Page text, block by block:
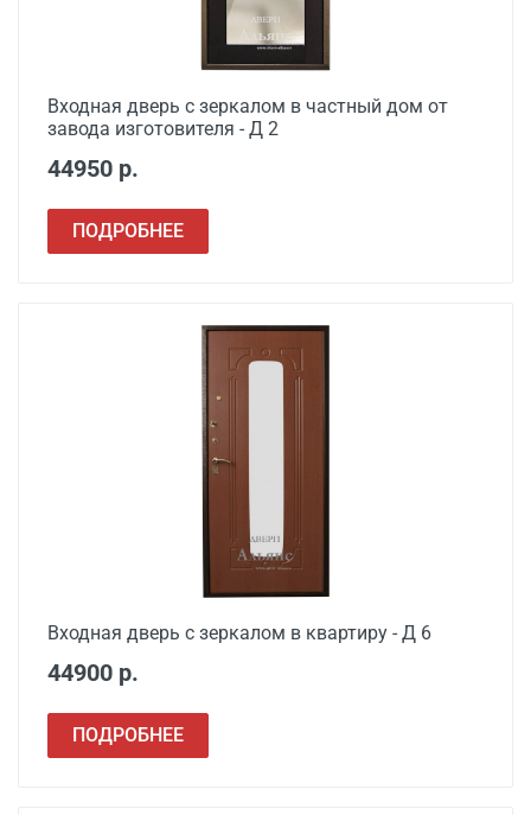
от 650
Сварочные работы
Входная дверь с зеркалом в частный дом от
завода изготовителя - Д 2
44950 р.
ПОДРОБНЕЕ
Входная дверь с зеркалом в квартиру - Д 6
44900 р.
ПОДРОБНЕЕ